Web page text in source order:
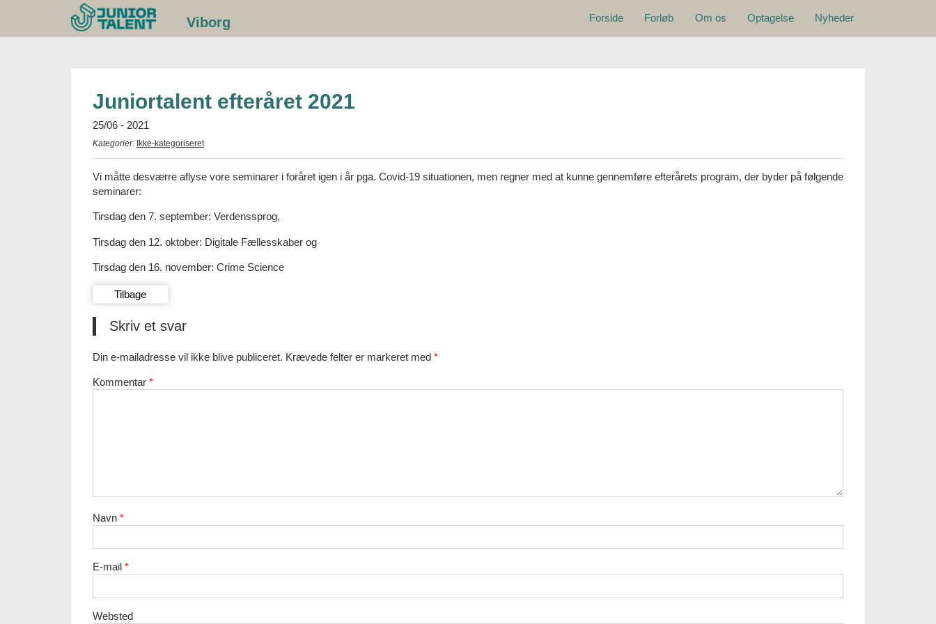
indhold
Viborg
Forside
Forløb Om os Optagelse Nyheder
Juniortalent efteråret 2021
25/06 - 2021
Kategorier: Ikke-kategoriseret
Vi måtte desværre aflyse vore seminarer i foråret igen i år pga. Covid-19 situationen, men regner med at kunne gennemføre efterårets program, der byder på følgende
seminarer:
Tirsdag den 7. september: Verdenssprog,
Tirsdag den 12. oktober: Digitale Fællesskaber og
Tirsdag den 16. november: Crime Science
Tilbage
Skriv et svar
Din e-mailadresse vil ikke blive publiceret. Krævede felter er markeret med *
Kommentar *
Navn *
E-mail *
Websted